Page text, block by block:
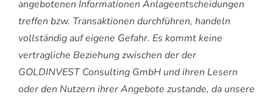
angebotenen Informationen Anlageentscheidungen
treffen bzw. Transaktionen durchführen, handeln
vollständig auf eigene Gefahr. Es kommt keine
vertragliche Beziehung zwischen der der
GOLDINVEST Consulting GmbH und ihren Lesern
oder den Nutzern ihrer Angebote zustande, da unsere